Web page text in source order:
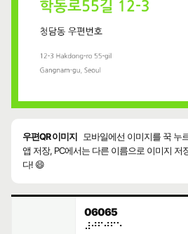
우편QR 이미지
모바일에선 이미지를 꾹 누
앱 저장, PC에서는 다른 이름으로 이미지 저
다! 😄
06065
⠼⠚⠋⠚⠋⠑